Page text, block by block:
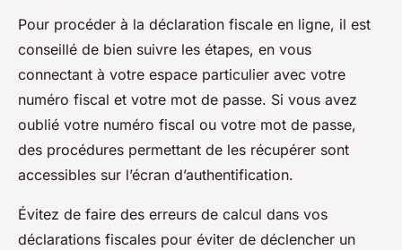
Pour procéder à la déclaration fiscale en ligne, il est
conseillé de bien suivre les étapes, en vous
connectant à votre espace particulier avec votre
numéro fiscal et votre mot de passe. Si vous avez
oublié votre numéro fiscal ou votre mot de passe,
des procédures permettant de les récupérer sont
accessibles sur l’écran d’authentification.
Évitez de faire des erreurs de calcul dans vos
déclarations fiscales pour éviter de déclencher un